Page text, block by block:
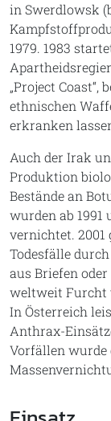
in Swerdlowsk
1979. 1983
„Project Coast“,
ethnischen
erkranken
Auch der Irak
Produktion
Bestände an
wurden ab
vernichtet. 2001
Todesfälle
aus Briefen
weltweit Furcht
In Österreich
Anthrax-
Vorfällen wurde